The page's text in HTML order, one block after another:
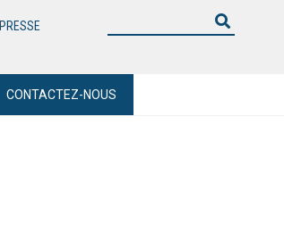
PRESSE
CONTACTEZ-NOUS